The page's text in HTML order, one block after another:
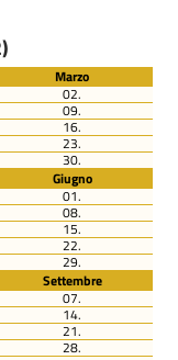
Marzo
02.
09.
16.
23.
30.
Giugno
01.
08.
15.
22.
29.
Settembre
07.
14.
21.
28.